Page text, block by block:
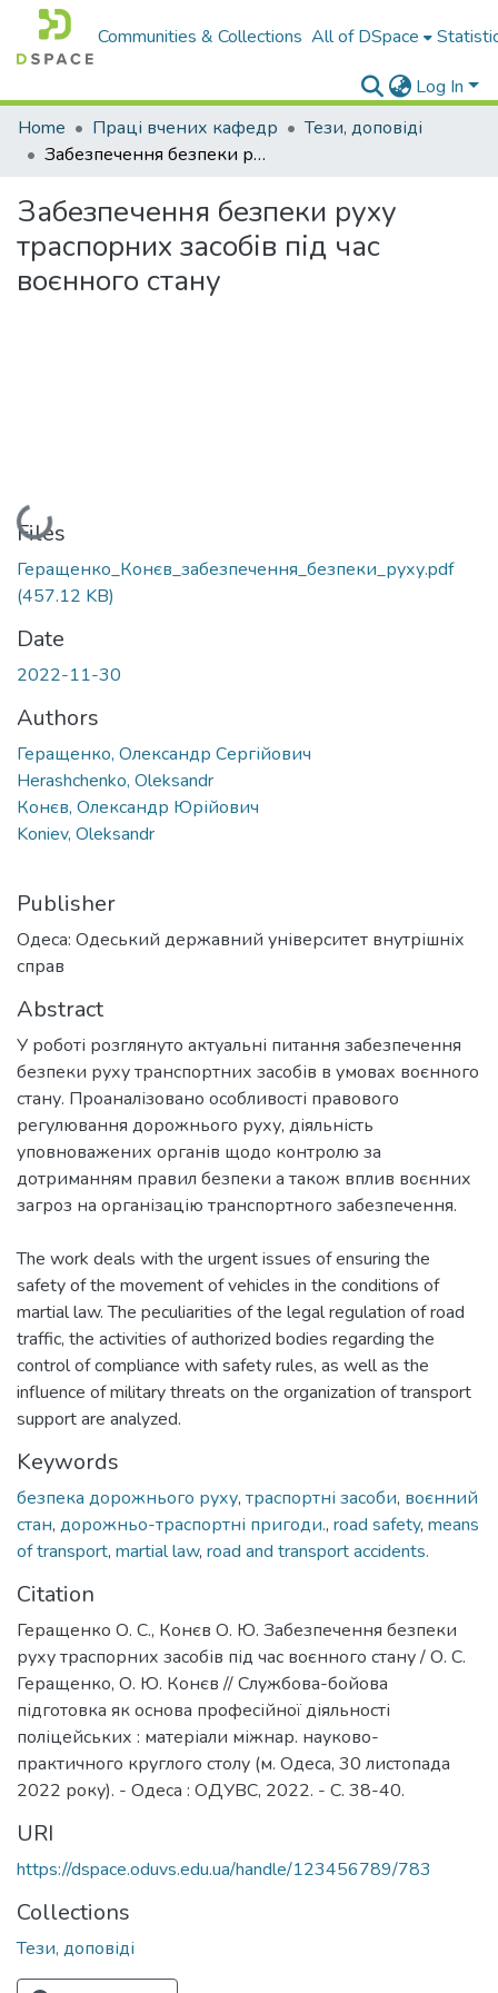
Communities & Collections All of DSpace
Log In
Home
Праці вчених кафедр
Тези, доповіді
Забезпечення безпеки руху траспорних засобів під час воєнного стану
Забезпечення безпеки руху
траспорних засобів під час
воєнного стану
Loading...
Files
Геращенко_Конєв_забезпечення_безпеки_руху.pdf
(457.12 KB)
Date
2022-11-30
Authors
Геращенко, Олександр Сергійович
Herashchenko, Oleksandr
Конєв, Олександр Юрійович
Koniev, Oleksandr
Publisher
Одеса: Одеський державний університет внутрішніх
справ
Abstract
У роботі розглянуто актуальні питання забезпечення
безпеки руху транспортних засобів в умовах воєнного
стану. Проаналізовано особливості правового
регулювання дорожнього руху, діяльність
уповноважених органів щодо контролю за
дотриманням правил безпеки а також вплив воєнних
загроз на організацію транспортного забезпечення.
The work deals with the urgent issues of ensuring the
safety of the movement of vehicles in the conditions of
martial law. The peculiarities of the legal regulation of road
traffic, the activities of authorized bodies regarding the
control of compliance with safety rules, as well as the
influence of military threats on the organization of transport
support are analyzed.
Keywords
безпека дорожнього руху, траспортні засоби, воєнний
стан, дорожньо-траспортні пригоди., road safety, means
of transport, martial law, road and transport accidents.
Citation
Геращенко О. С., Конєв О. Ю. Забезпечення безпеки
руху траспорних засобів під час воєнного стану / О. С.
Геращенко, О. Ю. Конєв // Службова-бойова
підготовка як основа професійної діяльності
поліцейських : матеріали міжнар. науково-
практичного круглого столу (м. Одеса, 30 листопада
2022 року). - Одеса : ОДУВС, 2022. - С. 38-40.
URI
https://dspace.oduvs.edu.ua/handle/123456789/783
Collections
Тези, доповіді